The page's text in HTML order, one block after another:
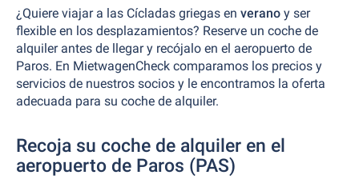
¿Quiere viajar a las Cícladas griegas en verano y ser
flexible en los desplazamientos? Reserve un coche de
alquiler antes de llegar y recójalo en el aeropuerto de
Paros. En MietwagenCheck comparamos los precios y
servicios de nuestros socios y le encontramos la oferta
adecuada para su coche de alquiler.
Recoja su coche de alquiler en el
aeropuerto de Paros (PAS)